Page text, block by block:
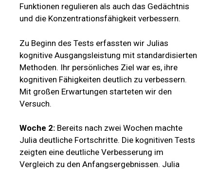
Funktionen regulieren als auch das Gedächtnis
und die Konzentrationsfähigkeit verbessern.
Zu Beginn des Tests erfassten wir Julias
kognitive Ausgangsleistung mit standardisierten
Methoden. Ihr persönliches Ziel war es, ihre
kognitiven Fähigkeiten deutlich zu verbessern.
Mit großen Erwartungen starteten wir den
Versuch.
Woche 2: Bereits nach zwei Wochen machte
Julia deutliche Fortschritte. Die kognitiven Tests
zeigten eine deutliche Verbesserung im
Vergleich zu den Anfangsergebnissen. Julia